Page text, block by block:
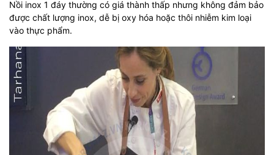
Nồi inox 1 đáy thường có giá thành thấp nhưng không đảm bảo
được chất lượng inox, dễ bị oxy hóa hoặc thôi nhiễm kim loại
vào thực phẩm.